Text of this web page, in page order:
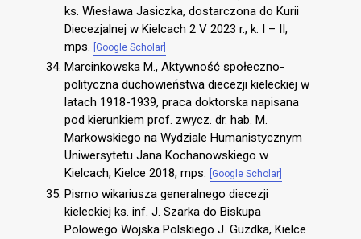
ks. Wiesława Jasiczka, dostarczona do Kurii
Diecezjalnej w Kielcach 2 V 2023 r., k. I – II,
mps.
[Google Scholar]
Marcinkowska M., Aktywność społeczno-
polityczna duchowieństwa diecezji kieleckiej w
latach 1918-1939, praca doktorska napisana
pod kierunkiem prof. zwycz. dr. hab. M.
Markowskiego na Wydziale Humanistycznym
Uniwersytetu Jana Kochanowskiego w
Kielcach, Kielce 2018, mps.
[Google Scholar]
Pismo wikariusza generalnego diecezji
kieleckiej ks. inf. J. Szarka do Biskupa
Polowego Wojska Polskiego J. Guzdka, Kielce